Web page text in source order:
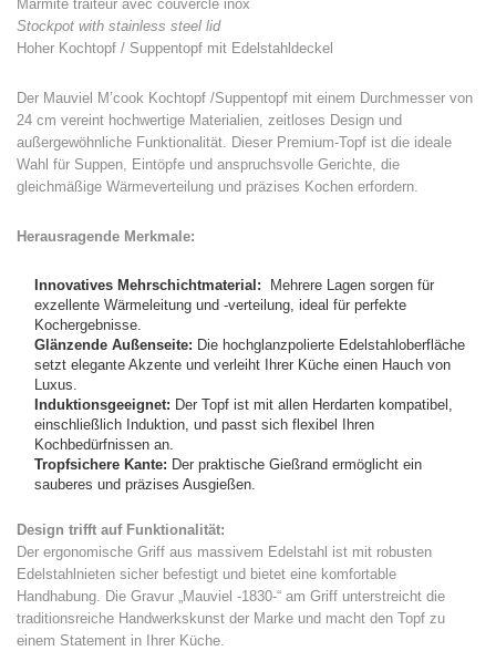
Marmite traiteur avec couvercle inox
Stockpot with stainless steel lid
Hoher Kochtopf / Suppentopf mit Edelstahldeckel
Der Mauviel M’cook Kochtopf /Suppentopf mit einem Durchmesser von
24 cm vereint hochwertige Materialien, zeitloses Design und
außergewöhnliche Funktionalität. Dieser Premium-Topf ist die ideale
Wahl für Suppen, Eintöpfe und anspruchsvolle Gerichte, die
gleichmäßige Wärmeverteilung und präzises Kochen erfordern.
Herausragende Merkmale:
Innovatives Mehrschichtmaterial:
Mehrere Lagen sorgen für
exzellente Wärmeleitung und -verteilung, ideal für perfekte
Kochergebnisse.
Glänzende Außenseite: Die hochglanzpolierte Edelstahloberfläche
setzt elegante Akzente und verleiht Ihrer Küche einen Hauch von
Luxus.
Induktionsgeeignet: Der Topf ist mit allen Herdarten kompatibel,
einschließlich Induktion, und passt sich flexibel Ihren
Kochbedürfnissen an.
Tropfsichere Kante: Der praktische Gießrand ermöglicht ein
sauberes und präzises Ausgießen.
Design trifft auf Funktionalität:
Der ergonomische Griff aus massivem Edelstahl ist mit robusten
Edelstahlnieten sicher befestigt und bietet eine komfortable
Handhabung. Die Gravur „Mauviel -1830-“ am Griff unterstreicht die
traditionsreiche Handwerkskunst der Marke und macht den Topf zu
einem Statement in Ihrer Küche.